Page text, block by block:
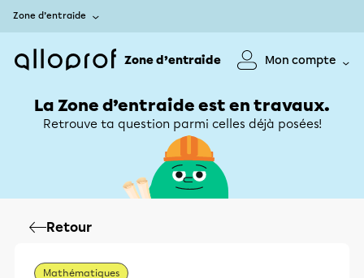
Zone d’entraide
Zone d’entraide Mon compte
La Zone d’entraide est en travaux.
Retrouve ta question parmi celles déjà posées!
Retour
Mathématiques